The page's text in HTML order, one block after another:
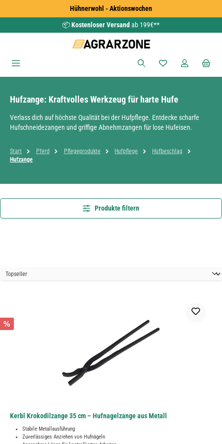
Zum Hauptinhalt springenHühnerwohl - Aktionswochen
📦Kostenloser Versand ab 199€**
Du hast 0
Hufzange: Kraftvolles Werkzeug für harte Hufe
Verlass dich auf höchste Qualität bei der Hufpflege. Entdecke scharfe
Hufschneidezangen und griffige Abnehmzangen für lose Hufeisen.
Start Pferd Pflegeprodukte Hufpflege
Hufbeschlag
Hufzange
Produkte filtern
%
Kerbl Krokodilzange 35 cm – Hufnagelzange aus Metall
Stabile Metallausführung
Zuverlässiges Anziehen von Hufnägeln